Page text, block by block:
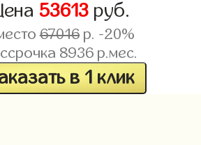
53613руб.
67016р. -20%
8936 р.мес.
в 1 клик